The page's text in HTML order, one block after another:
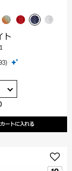
カートに入れる
ト